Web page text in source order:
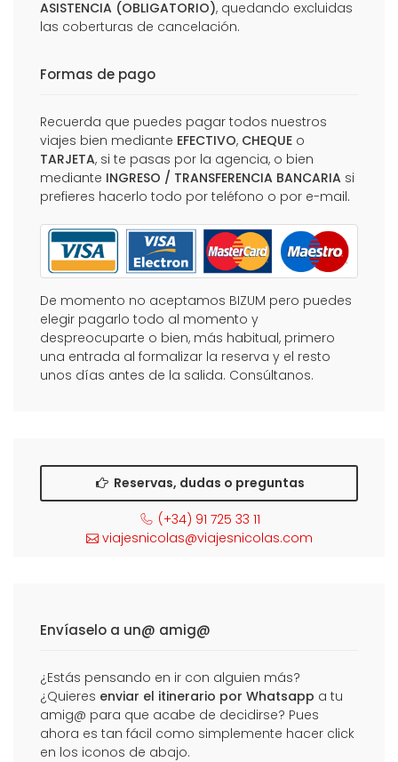
ASISTENCIA (OBLIGATORIO), quedando excluidas
las coberturas de cancelación.
Formas de pago
Recuerda que puedes pagar todos nuestros
viajes bien mediante EFECTIVO, CHEQUE o
TARJETA, si te pasas por la agencia, o bien
mediante INGRESO / TRANSFERENCIA BANCARIA si
prefieres hacerlo todo por teléfono o por e-mail.
De momento no aceptamos BIZUM pero puedes
elegir pagarlo todo al momento y
despreocuparte o bien, más habitual, primero
una entrada al formalizar la reserva y el resto
unos días antes de la salida. Consúltanos.
Reservas, dudas o preguntas
(+34) 91 725 33 11
viajesnicolas@viajesnicolas.com
Envíaselo a un@ amig@
¿Estás pensando en ir con alguien más?
¿Quieres enviar el itinerario por Whatsapp a tu
amig@ para que acabe de decidirse? Pues
ahora es tan fácil como simplemente hacer click
en los iconos de abajo.